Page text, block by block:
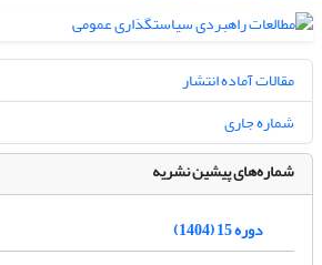
مقالات آماده انتشار
شماره جاری
شماره‌های پیشین نشریه
دوره 15 (1404)